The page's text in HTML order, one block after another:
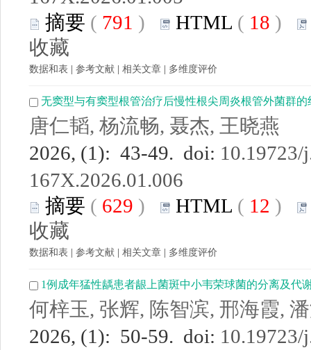
摘要 ( 791 ) HTML ( 18 )
收藏
数据和表 参考文献 相关文章 多维度评价
无窦型与有窦型根管治疗后慢性根尖周炎根管外菌群的
唐仁韬, 杨流畅, 聂杰, 王晓燕
2026, (1): 43-49. doi: 10.19723/
167X.2026.01.006
摘要 ( 629 ) HTML ( 12 )
收藏
数据和表 参考文献 相关文章 多维度评价
1例成年猛性龋患者龈上菌斑中小韦荣球菌的分离及代
何梓玉, 张辉, 陈智滨, 邢海霞,
2026, (1): 50-59. doi: 10.19723/